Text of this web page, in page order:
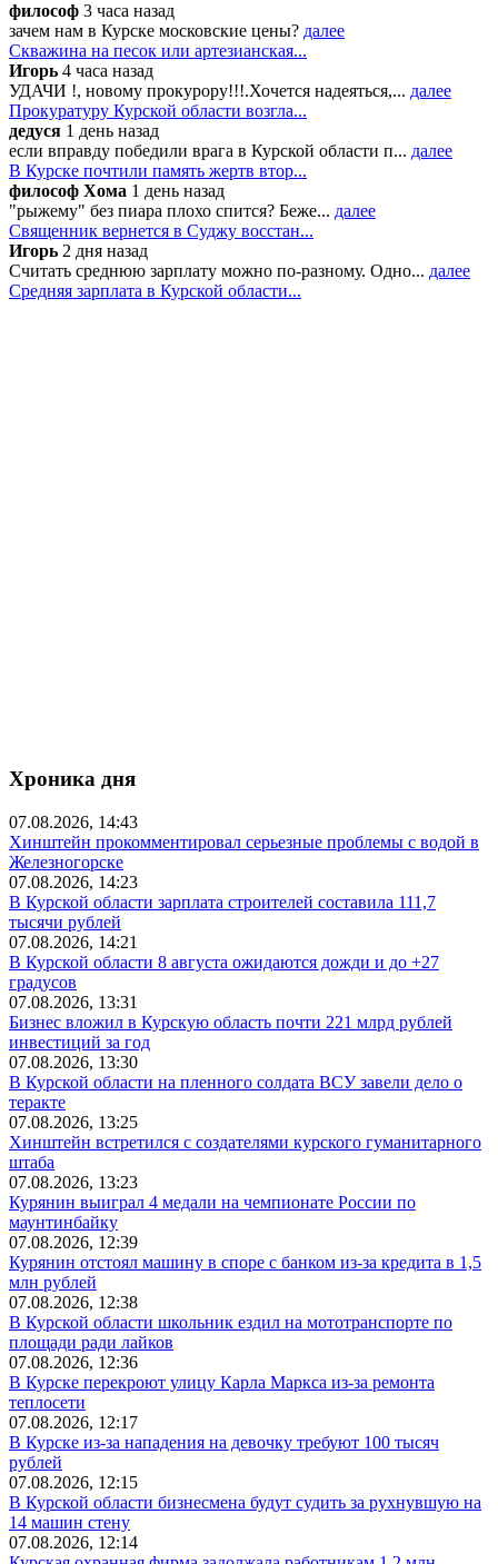
философ 3 часа назад
зачем нам в Курске московские цены? далее
Скважина на песок или артезианская...
Игорь 4 часа назад
УДАЧИ !, новому прокурору!!!.Хочется надеяться,... далее
Прокуратуру Курской области возгла...
дедуся 1 день назад
если вправду победили врага в Курской области п... далее
В Курске почтили память жертв втор...
философ Хома 1 день назад
"рыжему" без пиара плохо спится? Беже... далее
Священник вернется в Суджу восстан...
Игорь 2 дня назад
Считать среднюю зарплату можно по-разному. Одно... далее
Средняя зарплата в Курской области...
Хроника дня
07.08.2026, 14:43
Хинштейн прокомментировал серьезные проблемы с водой в
Железногорске
07.08.2026, 14:23
В Курской области зарплата строителей составила 111,7
тысячи рублей
07.08.2026, 14:21
В Курской области 8 августа ожидаются дожди и до +27
градусов
07.08.2026, 13:31
Бизнес вложил в Курскую область почти 221 млрд рублей
инвестиций за год
07.08.2026, 13:30
В Курской области на пленного солдата ВСУ завели дело о
теракте
07.08.2026, 13:25
Хинштейн встретился с создателями курского гуманитарного
штаба
07.08.2026, 13:23
Курянин выиграл 4 медали на чемпионате России по
маунтинбайку
07.08.2026, 12:39
Курянин отстоял машину в споре с банком из-за кредита в 1,5
млн рублей
07.08.2026, 12:38
В Курской области школьник ездил на мототранспорте по
площади ради лайков
07.08.2026, 12:36
В Курске перекроют улицу Карла Маркса из-за ремонта
теплосети
07.08.2026, 12:17
В Курске из-за нападения на девочку требуют 100 тысяч
рублей
07.08.2026, 12:15
В Курской области бизнесмена будут судить за рухнувшую на
14 машин стену
07.08.2026, 12:14